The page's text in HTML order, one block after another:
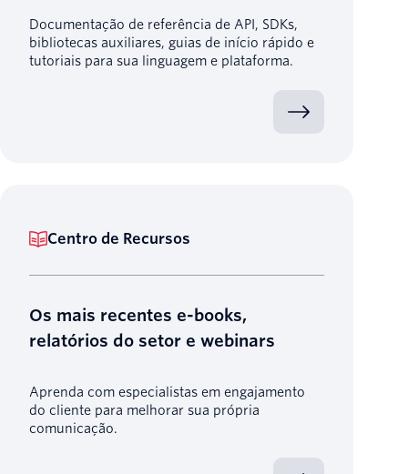
Documentação de referência de API, SDKs,
bibliotecas auxiliares, guias de início rápido e
tutoriais para sua linguagem e plataforma.
Centro de Recursos
Os mais recentes e-books,
relatórios do setor e webinars
Aprenda com especialistas em engajamento
do cliente para melhorar sua própria
comunicação.